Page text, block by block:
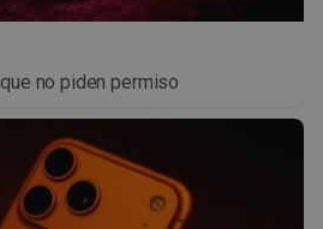
no piden permiso